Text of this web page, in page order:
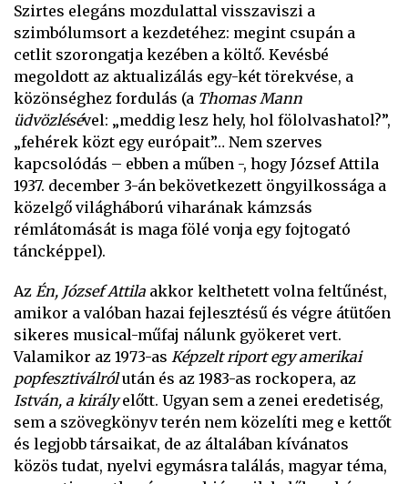
Szirtes elegáns mozdulattal visszaviszi a
szimbólumsort a kezdetéhez: megint csupán a
cetlit szorongatja kezében a költő. Kevésbé
megoldott az aktualizálás egy-két törekvése, a
közönséghez fordulás (a Thomas Mann
üdvözlésével: „meddig lesz hely, hol fölolvashatol?”,
„fehérek közt egy európait”… Nem szerves
kapcsolódás – ebben a műben -, hogy József Attila
1937. december 3-án bekövetkezett öngyilkossága a
közelgő világháború viharának kámzsás
rémlátomását is maga fölé vonja egy fojtogató
táncképpel).
Az Én, József Attila akkor kelthetett volna feltűnést,
amikor a valóban hazai fejlesztésű és végre átütően
sikeres musical-műfaj nálunk gyökeret vert.
Valamikor az 1973-as Képzelt riport egy amerikai
popfesztiválrólután és az 1983-as rockopera, az
István, a királyelőtt. Ugyan sem a zenei eredetiség,
sem a szövegkönyv terén nem közelíti meg e kettőt
és legjobb társaikat, de az általában kívánatos
közös tudat, nyelvi egymásra találás, magyar téma,